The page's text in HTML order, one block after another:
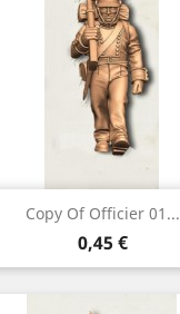
Copy Of Officier 01...
Preço
0,45 €